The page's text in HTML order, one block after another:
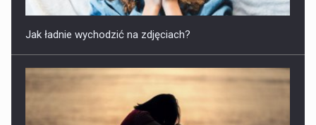
Jak ładnie wychodzić na zdjęciach?